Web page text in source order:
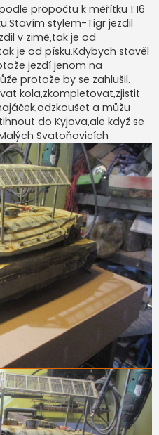
propočtu k měřítku 1:16
stylem-Tigr jezdil
v zimě,tak je od
je od písku.Kdybych stavěl
jezdí jenom na
protože by se zahlušil.
kola,zkompletovat,zjistit
a můžu
do Kyjova,ale když se
Svatoňovicích